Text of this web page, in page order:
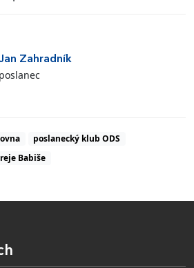
Zahradník
poslanec
poslanecký klub ODS
Babiše